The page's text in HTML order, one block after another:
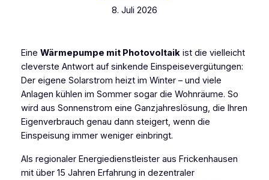
8. Juli 2026
Eine Wärmepumpe mit Photovoltaikist die vielleicht
cleverste Antwort auf sinkende Einspeisevergütungen:
Der eigene Solarstrom heizt im Winter – und viele
Anlagen kühlen im Sommer sogar die Wohnräume. So
wird aus Sonnenstrom eine Ganzjahreslösung, die Ihren
Eigenverbrauch genau dann steigert, wenn die
Einspeisung immer weniger einbringt.
Als regionaler Energiedienstleister aus Frickenhausen
mit über 15 Jahren Erfahrung in dezentraler